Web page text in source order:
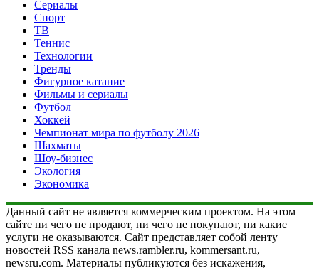
Сериалы
Спорт
ТВ
Теннис
Технологии
Тренды
Фигурное катание
Фильмы и сериалы
Футбол
Хоккей
Чемпионат мира по футболу 2026
Шахматы
Шоу-бизнес
Экология
Экономика
Данный сайт не является коммерческим проектом. На этом
сайте ни чего не продают, ни чего не покупают, ни какие
услуги не оказываются. Сайт представляет собой ленту
новостей RSS канала news.rambler.ru, kommersant.ru,
newsru.com. Материалы публикуются без искажения,